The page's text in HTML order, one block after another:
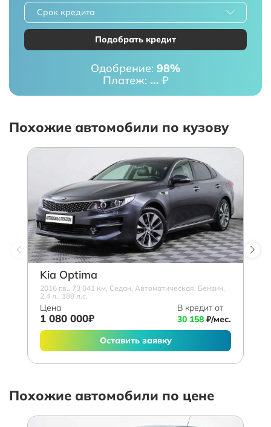
Срок кредита
Подобрать кредит
Одобрение: 98%
Платеж: ... ₽
Похожие автомобили по кузову
Kia Optima
2016 г.в., 73 041 км, Седан, Автоматическая, Бензин,
2.4 л., 188 л.с.
Цена
1 080 000₽
В кредит от
30 158 ₽/мес.
Оставить заявку
Похожие автомобили по цене